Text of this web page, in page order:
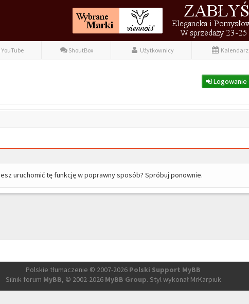
YouTube ShoutBox Użytkownicy Kalendarz
Logowanie
uruchomić tę funkcję w poprawny sposób? Spróbuj ponownie.
Polskie tłumaczenie © 2007-2026 Polski Support MyBB
Silnik forum MyBB, © 2002-2026 MyBB Group. Styl wykonał MrKarpiuk